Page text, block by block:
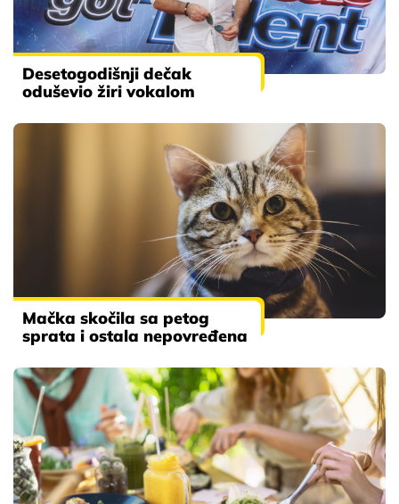
Desetogodišnji dečak
oduševio žiri vokalom
Mačka skočila sa petog
sprata i ostala nepovređena